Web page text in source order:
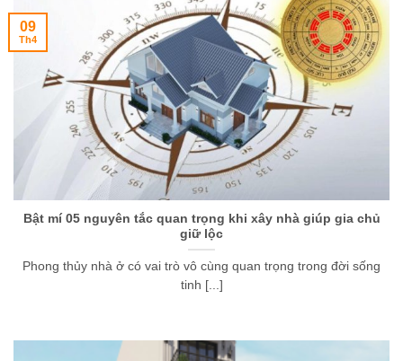
Bật mí 05 nguyên tắc quan trọng khi xây nhà giúp gia chủ
giữ lộc
Phong thủy nhà ở có vai trò vô cùng quan trọng trong đời sống
tinh [...]
09
Th4